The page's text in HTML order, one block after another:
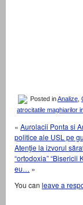
Posted inAnalize
atrocitatile maghiarilor
« Aurolacii Ponta si
politice ale USL pe
Atenţie la izvorul
“ortodoxia” “Bisericii
eu… »
You can leave a